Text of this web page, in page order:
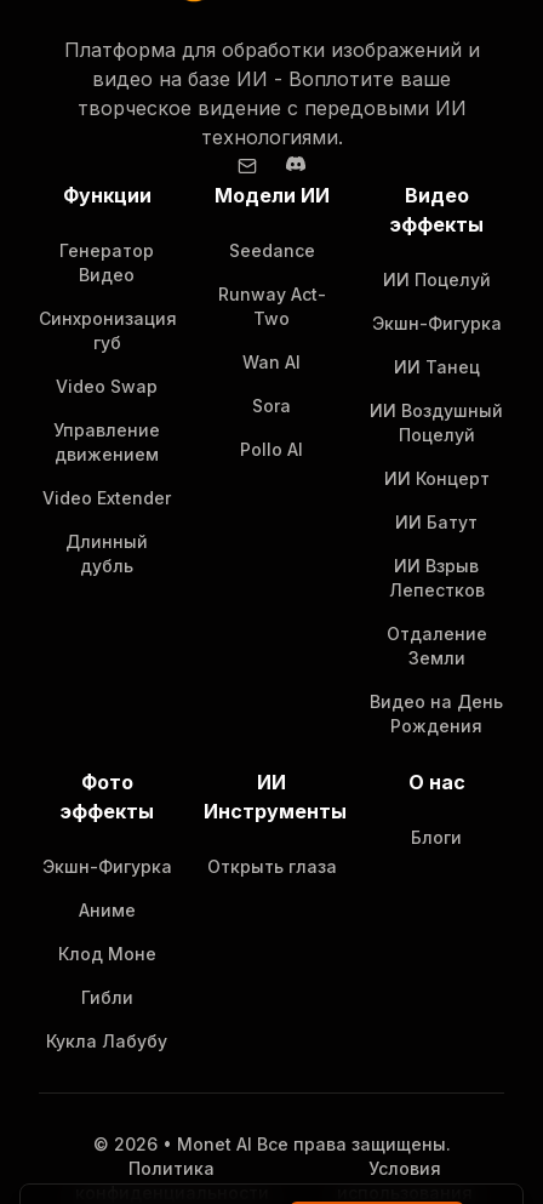
Платформа для обработки изображений и
видео на базе ИИ - Воплотите ваше
творческое видение с передовыми ИИ
технологиями.
Функции
Генератор
Видео
Синхронизация
губ
Video Swap
Управление
движением
Video Extender
Длинный
дубль
Модели ИИ
Seedance
Runway Act-
Two
Wan AI
Sora
Pollo AI
Видео
эффекты
ИИ Поцелуй
Экшн-Фигурка
ИИ Танец
ИИ Воздушный
Поцелуй
ИИ Концерт
ИИ Батут
ИИ Взрыв
Лепестков
Отдаление
Земли
Видео на День
Рождения
Фото
эффекты
Экшн-Фигурка
Аниме
Клод Моне
Гибли
Кукла Лабубу
ИИ
Инструменты
Открыть глаза
О нас
Блоги
© 2026 • Monet AI Все права защищены.
Политика
Условия